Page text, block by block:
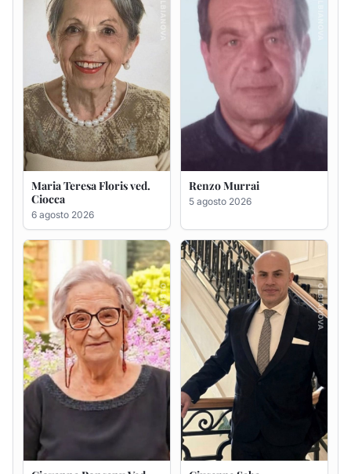
Giovanna Ponsanu Ved.
Decandia
5 agosto 2026
Giuseppe Saba
5 agosto 2026